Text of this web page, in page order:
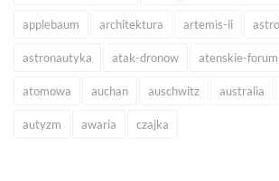
applebaum architektura artemis-ii
astronautyka atak-dronow atenskie-
atomowa auchan auschwitz australia
autyzm awaria czajka